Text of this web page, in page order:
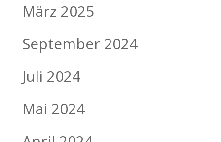
März 2025
September 2024
Juli 2024
Mai 2024